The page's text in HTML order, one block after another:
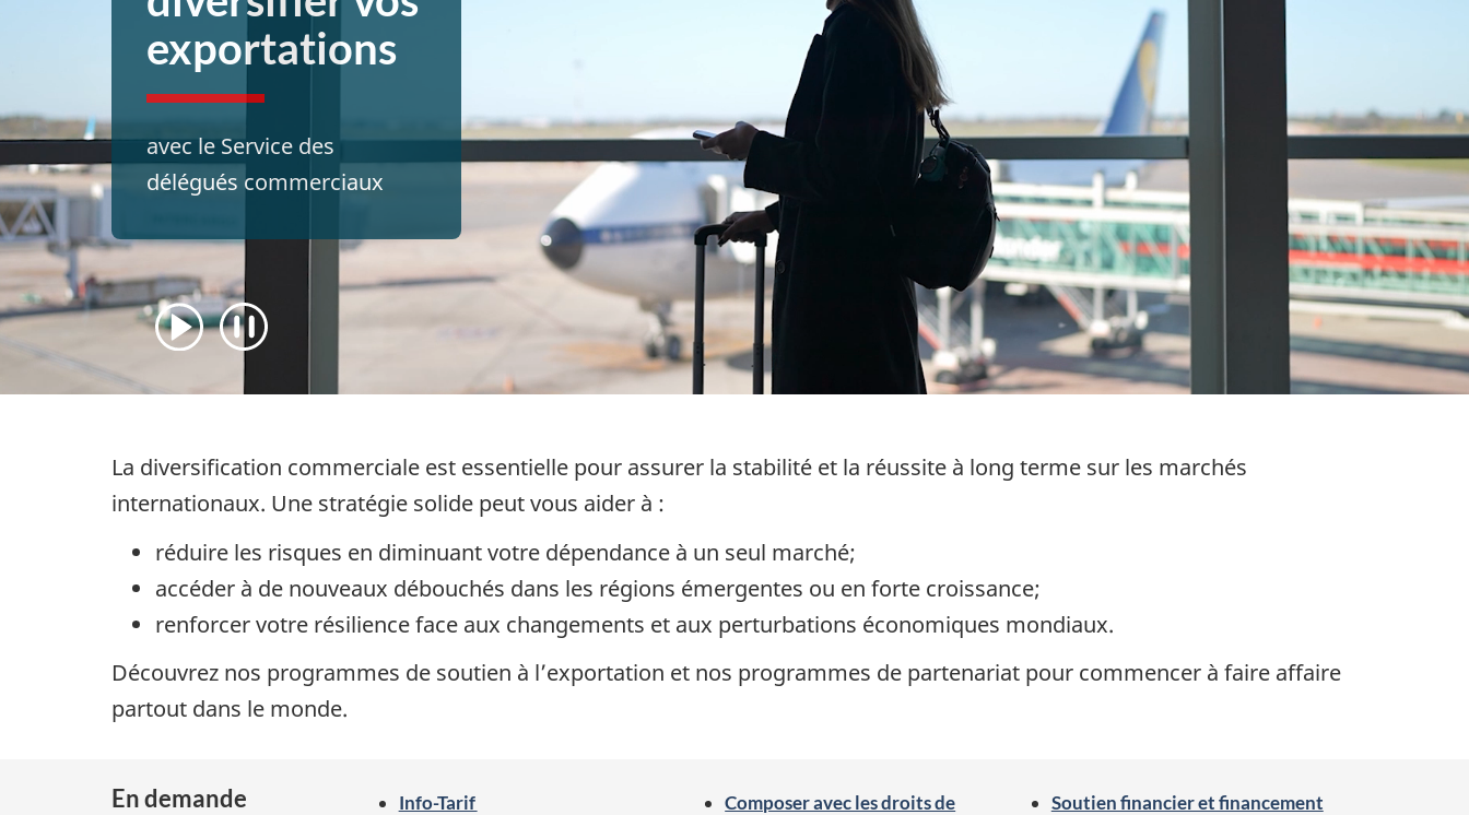
exportations
avec le Service des
délégués commerciaux
Play Pause
La diversification commerciale est essentielle pour assurer la stabilité et la réussite à long terme sur les marchés
internationaux. Une stratégie solide peut vous aider à :
réduire les risques en diminuant votre dépendance à un seul marché;
accéder à de nouveaux débouchés dans les régions émergentes ou en forte croissance;
renforcer votre résilience face aux changements et aux perturbations économiques mondiaux.
Découvrez nos programmes de soutien à l’exportation et nos programmes de partenariat pour commencer à faire affaire
partout dans le monde.
En demande Info-Tarif
Composer avec les droits de
Soutien financier et financement